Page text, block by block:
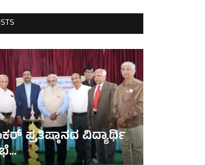
ಪ್ರತಿಷ್ಠಾನದ ವಿದ್ಯಾರ್ಥಿ